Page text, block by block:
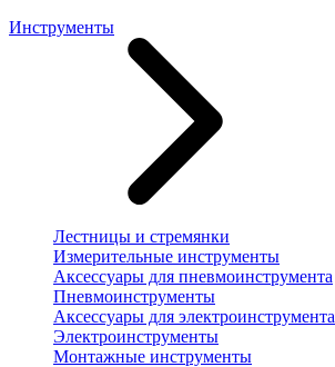
Инструменты
Лестницы и стремянки
Измерительные инструменты
Аксессуары для пневмоинструмента
Пневмоинструменты
Аксессуары для электроинструмента
Электроинструменты
Монтажные инструменты